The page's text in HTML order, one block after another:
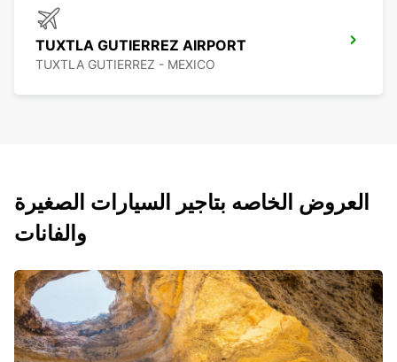
TUXTLA GUTIERREZ AIRPORT
TUXTLA GUTIERREZ - MEXICO
العروض الخاصه بتاجير السيارات الصغيرة
والفانات